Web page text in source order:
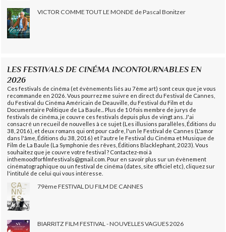
VICTOR COMME TOUT LE MONDE de Pascal Bonitzer
LES FESTIVALS DE CINÉMA INCONTOURNABLES EN
2026
Ces festivals de cinéma (et évènements liés au 7ème art) sont ceux que je vous
recommande en 2026. Vous pourrez me suivre en direct du Festival de Cannes,
du Festival du Cinéma Américain de Deauville, du Festival du Film et du
Documentaire Politique de La Baule... Plus de 10 fois membre de jurys de
festivals de cinéma, je couvre ces festivals depuis plus de vingt ans. J'ai
consacré un recueil de nouvelles à ce sujet (Les illusions parallèles, Éditions du
38, 2016), et deux romans qui ont pour cadre, l'un le Festival de Cannes (L'amor
dans l'âme, Éditions du 38, 2016) et l'autre le Festival du Cinéma et Musique de
Film de La Baule (La Symphonie des rêves, Éditions Blacklephant, 2023). Vous
souhaitez que je couvre votre festival ? Contactez-moi à
inthemoodforfilmfestivals@gmail.com. Pour en savoir plus sur un évènement
cinématographique ou un festival de cinéma (dates, site officiel etc), cliquez sur
l'intitulé de celui qui vous intéresse.
79ème FESTIVAL DU FILM DE CANNES
BIARRITZ FILM FESTIVAL - NOUVELLES VAGUES 2026